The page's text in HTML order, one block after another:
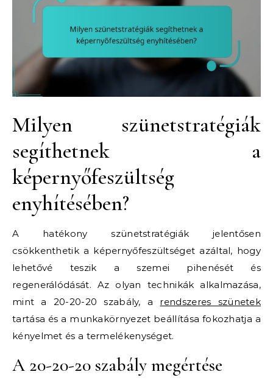
Milyen szünetstratégiák
segíthetnek a
képernyőfeszültség
enyhítésében?
A hatékony szünetstratégiák jelentősen
csökkenthetik a képernyőfeszültséget azáltal, hogy
lehetővé teszik a szemei pihenését és
regenerálódását. Az olyan technikák alkalmazása,
mint a 20-20-20 szabály, a rendszeres szünetek
tartása és a munkakörnyezet beállítása fokozhatja a
kényelmet és a termelékenységet.
A 20-20-20 szabály megértése